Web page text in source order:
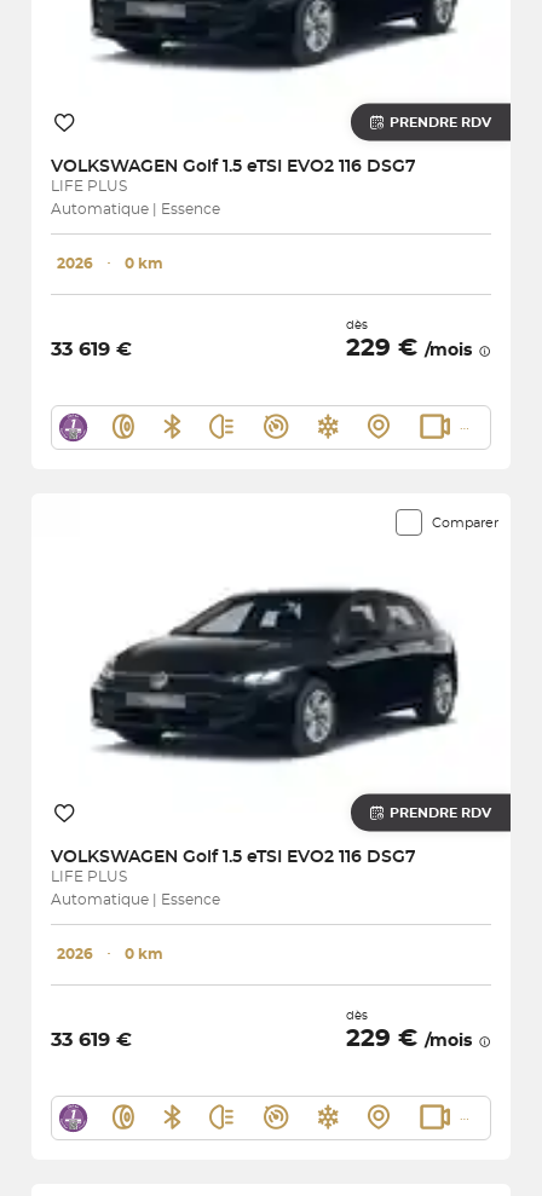
PRENDRE RDV
VOLKSWAGEN Golf 1.5 eTSI EVO2 116 DSG7
LIFE PLUS
Automatique | Essence
2026 ･ 0 km
33 619 €
dès
229 € /mois
Comparer
PRENDRE RDV
VOLKSWAGEN Golf 1.5 eTSI EVO2 116 DSG7
LIFE PLUS
Automatique | Essence
2026 ･ 0 km
33 619 €
dès
229 € /mois